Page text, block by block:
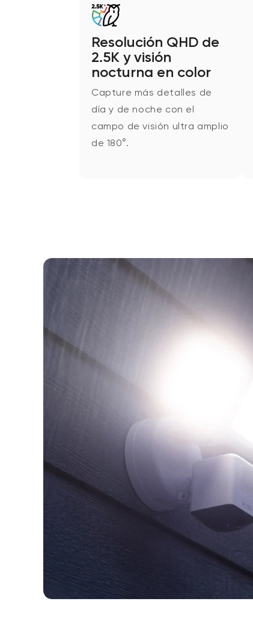
Resolución QHD de
2.5K y visión
nocturna en color
Capture más detalles de
día y de noche con el
campo de visión ultra amplio
de 180°.